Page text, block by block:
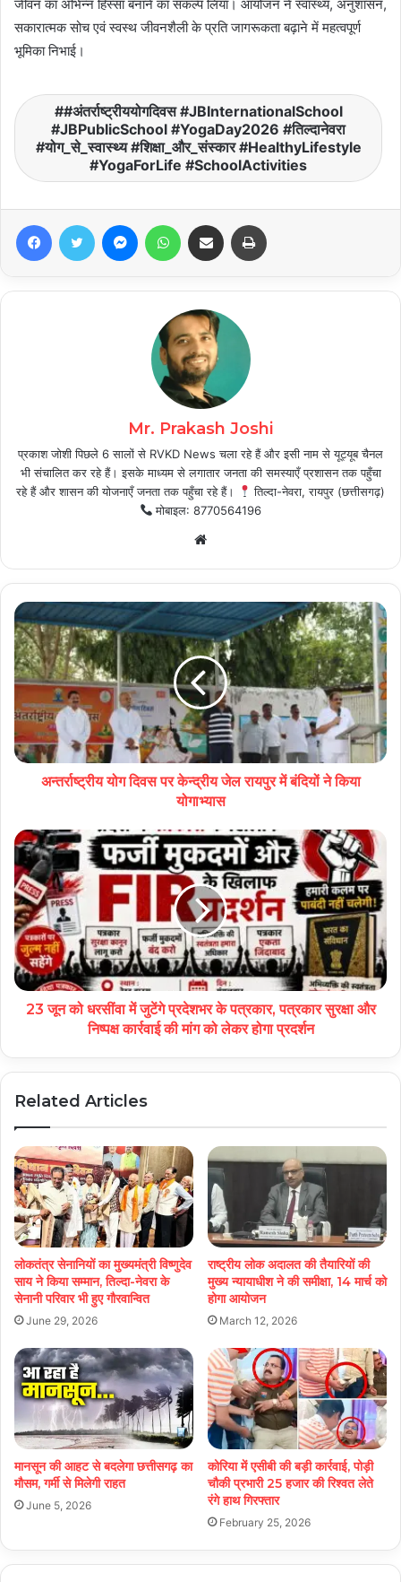
जीवन का अभिन्न हिस्सा बनाने का संकल्प लिया। आयोजन ने स्वास्थ्य, अनुशासन,
सकारात्मक सोच एवं स्वस्थ जीवनशैली के प्रति जागरूकता बढ़ाने में महत्वपूर्ण
भूमिका निभाई।
#अंतर्राष्ट्रीययोगदिवस #JBInternationalSchool
#JBPublicSchool #YogaDay2026 #तिल्दानेवरा
#योग_से_स्वास्थ्य #शिक्षा_और_संस्कार #HealthyLifestyle
#YogaForLife #SchoolActivities
FacebookTwitter MessengerWhatsAppShare via Email
Mr. Prakash Joshi
प्रकाश जोशी पिछले 6 सालों से RVKD News चला रहे हैं और इसी नाम से यूट्यूब चैनल
भी संचालित कर रहे हैं। इसके माध्यम से लगातार जनता की समस्याएँ प्रशासन तक पहुँचा
रहे हैं और शासन की योजनाएँ जनता तक पहुँचा रहे हैं।
तिल्दा-नेवरा, रायपुर (छत्तीसगढ़)
मोबाइल: 8770564196
Website
अन्तर्राष्ट्रीय योग दिवस पर केन्द्रीय जेल रायपुर में बंदियों ने किया
योगाभ्यास
23 जून को धरसींवा में जुटेंगे प्रदेशभर के पत्रकार, पत्रकार सुरक्षा और
निष्पक्ष कार्रवाई की मांग को लेकर होगा प्रदर्शन
Related Articles
लोकतंत्र सेनानियों का मुख्यमंत्री विष्णुदेव
साय ने किया सम्मान, तिल्दा-नेवरा के
सेनानी परिवार भी हुए गौरवान्वित
June 29, 2026
राष्ट्रीय लोक अदालत की तैयारियों की
मुख्य न्यायाधीश ने की समीक्षा, 14 मार्च को
होगा आयोजन
March 12, 2026
मानसून की आहट से बदलेगा छत्तीसगढ़ का
मौसम, गर्मी से मिलेगी राहत
June 5, 2026
कोरिया में एसीबी की बड़ी कार्रवाई, पोड़ी
चौकी प्रभारी 25 हजार की रिश्वत लेते
रंगे हाथ गिरफ्तार
February 25, 2026